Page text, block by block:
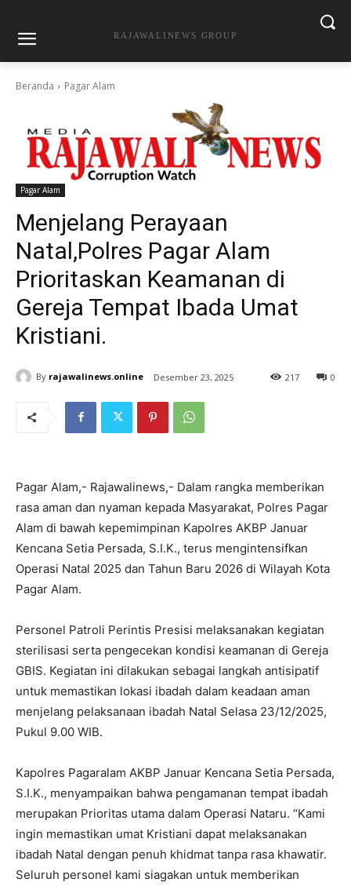
RAJAWALINEWS GROUP
Beranda Pagar Alam
Pagar Alam
Menjelang Perayaan
Natal,Polres Pagar Alam
Prioritaskan Keamanan di
Gereja Tempat Ibada Umat
Kristiani.
By rajawalinews.online Desember 23, 2025 0
217
Pagar Alam,- Rajawalinews,- Dalam rangka memberikan
rasa aman dan nyaman kepada Masyarakat, Polres Pagar
Alam di bawah kepemimpinan Kapolres AKBP Januar
Kencana Setia Persada, S.I.K., terus mengintensifkan
Operasi Natal 2025 dan Tahun Baru 2026 di Wilayah Kota
Pagar Alam.
Personel Patroli Perintis Presisi melaksanakan kegiatan
sterilisasi serta pengecekan kondisi keamanan di Gereja
GBIS. Kegiatan ini dilakukan sebagai langkah antisipatif
untuk memastikan lokasi ibadah dalam keadaan aman
menjelang pelaksanaan ibadah Natal Selasa 23/12/2025,
Pukul 9.00 WIB.
Kapolres Pagaralam AKBP Januar Kencana Setia Persada,
S.I.K., menyampaikan bahwa pengamanan tempat ibadah
merupakan Prioritas utama dalam Operasi Nataru. “Kami
ingin memastikan umat Kristiani dapat melaksanakan
ibadah Natal dengan penuh khidmat tanpa rasa khawatir.
Seluruh personel kami siagakan untuk memberikan